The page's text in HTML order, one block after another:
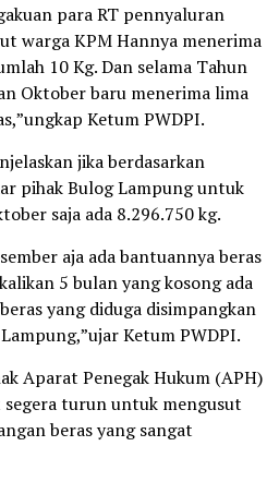
para RT pennyaluran
warga KPM Hannya menerima
10 Kg. Dan selama Tahun
Oktober baru menerima lima
Ketum PWDPI.
jika berdasarkan
pihak Bulog Lampung untuk
saja ada 8.296.750 kg.
aja ada bantuannya beras
5 bulan yang kosong ada
yang diduga disimpangkan
Ketum PWDPI.
Aparat Penegak Hukum (APH)
turun untuk mengusut
beras yang sangat